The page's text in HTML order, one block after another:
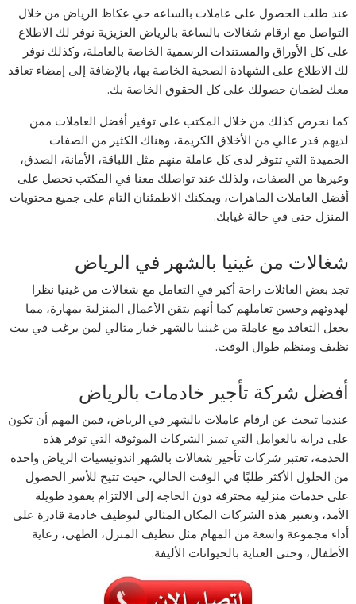
عند طلب الحصول على عاملات بالساعه حي عكاظ الرياض من خلال
التواصل مع ارقام شغالات بالساعة بالرياض العزيزية نوفر لك الاطلاع
على كل الأوراق والمستندات الرسمية الخاصة بالعاملة، وكذلك نوفر
لك الاطلاع على الشهادة الصحية الخاصة بها، بالإضافة إلى إمضاء تعاقد
معك لضمان حصولك على كل الحقوق الخاصة بك.
كما نحرص كذلك من خلال المكتب على توفير أفضل العاملات ممن
لديهم قدر عالي من الأخلاق الكريمة، وهناك الكثير من الصفات
الحميدة التي تتوفر لدى كل عاملة منهم مثل اللباقة، الأمانة، الصدق،
وغيرها من الصفات، ولذلك عند تواصلك معنا في المكتب تحصل على
أفضل العاملات الماهرات، ويمكنك الاطمئنان التام على جميع محتويات
المنزل حتى في حالة غيابك.
شغالات من غينيا بالشهر في الرياض
تجد بعض العائلات راحة أكبر في التعامل مع شغالات من غينيا نظرا
لهدوئهم وحسن تعاملهم كما أنهم يتقن الأعمال المنزلية بمهارة، مما
يجعل التعاقد مع عاملة من غينيا بالشهر خيار مثالي لمن يرغب في بيت
نظيف ومنظم طوال الوقت.
أفضل شركة تأجير خادمات بالرياض
عندما تبحث عن ارقام عاملات بالشهر في الرياض، فمن المهم أن تكون
على دراية بالعوامل التي تميز الشركات الموثوقة التي توفر هذه
الخدمة، تعتبر شركات تأجير شغالات بالشهر اندونيسيات الرياض واحدة
من الحلول الأكثر طلبًا في الوقت الحالي، حيث تتيح للأسر الحصول
على خدمات منزلية محترفة دون الحاجة إلى الالتزام بعقود طويلة
الأمد، وتعتبر هذه الشركات المكان المثالي لتوظيف خادمة قادرة على
أداء مجموعة واسعة من المهام مثل تنظيف المنزل، الطهي، رعاية
الأطفال، وحتى العناية بالحيوانات الأليفة.